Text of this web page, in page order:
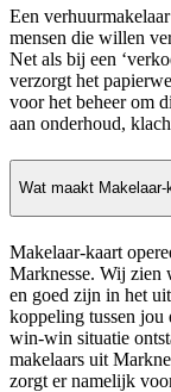
Een
mensen die willen
Net als bij een
verzorgt het
voor het beheer om
aan onderhoud,
Wat maakt
Makelaar-kaart
Marknesse. Wij zien
en goed zijn in het
koppeling tussen jou
win-win situatie
makelaars uit
zorgt er namelijk